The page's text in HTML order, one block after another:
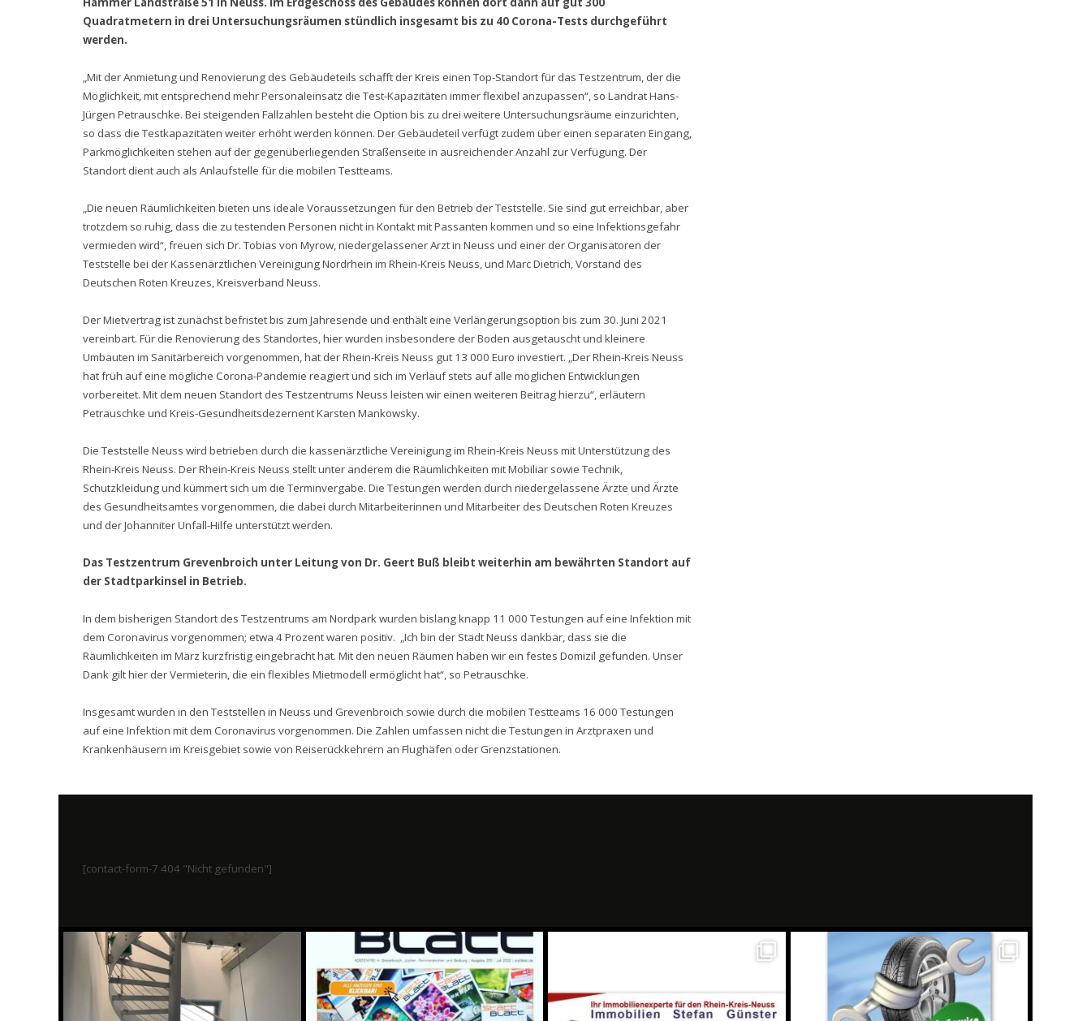
Quadratmetern in drei Untersuchungsräumen stündlich insgesamt bis zu 40 Corona-Tests durchgeführt
werden.
„Mit der Anmietung und Renovierung des Gebäudeteils schafft der Kreis einen Top-Standort für das Testzentrum, der die
Möglichkeit, mit entsprechend mehr Personaleinsatz die Test-Kapazitäten immer flexibel anzupassen“, so Landrat Hans-
Jürgen Petrauschke. Bei steigenden Fallzahlen besteht die Option bis zu drei weitere Untersuchungsräume einzurichten,
so dass die Testkapazitäten weiter erhöht werden können. Der Gebäudeteil verfügt zudem über einen separaten Eingang,
Parkmöglichkeiten stehen auf der gegenüberliegenden Straßenseite in ausreichender Anzahl zur Verfügung. Der
Standort dient auch als Anlaufstelle für die mobilen Testteams.
„Die neuen Räumlichkeiten bieten uns ideale Voraussetzungen für den Betrieb der Teststelle. Sie sind gut erreichbar, aber
trotzdem so ruhig, dass die zu testenden Personen nicht in Kontakt mit Passanten kommen und so eine Infektionsgefahr
vermieden wird“, freuen sich Dr. Tobias von Myrow, niedergelassener Arzt in Neuss und einer der Organisatoren der
Teststelle bei der Kassenärztlichen Vereinigung Nordrhein im Rhein-Kreis Neuss, und Marc Dietrich, Vorstand des
Deutschen Roten Kreuzes, Kreisverband Neuss.
Der Mietvertrag ist zunächst befristet bis zum Jahresende und enthält eine Verlängerungsoption bis zum 30. Juni 2021
vereinbart. Für die Renovierung des Standortes, hier wurden insbesondere der Boden ausgetauscht und kleinere
Umbauten im Sanitärbereich vorgenommen, hat der Rhein-Kreis Neuss gut 13 000 Euro investiert. „Der Rhein-Kreis Neuss
hat früh auf eine mögliche Corona-Pandemie reagiert und sich im Verlauf stets auf alle möglichen Entwicklungen
vorbereitet. Mit dem neuen Standort des Testzentrums Neuss leisten wir einen weiteren Beitrag hierzu“, erläutern
Petrauschke und Kreis-Gesundheitsdezernent Karsten Mankowsky.
Die Teststelle Neuss wird betrieben durch die kassenärztliche Vereinigung im Rhein-Kreis Neuss mit Unterstützung des
Rhein-Kreis Neuss. Der Rhein-Kreis Neuss stellt unter anderem die Räumlichkeiten mit Mobiliar sowie Technik,
Schutzkleidung und kümmert sich um die Terminvergabe. Die Testungen werden durch niedergelassene Ärzte und Ärzte
des Gesundheitsamtes vorgenommen, die dabei durch Mitarbeiterinnen und Mitarbeiter des Deutschen Roten Kreuzes
und der Johanniter Unfall-Hilfe unterstützt werden.
Das Testzentrum Grevenbroich unter Leitung von Dr. Geert Buß bleibt weiterhin am bewährten Standort auf
der Stadtparkinsel in Betrieb.
In dem bisherigen Standort des Testzentrums am Nordpark wurden bislang knapp 11 000 Testungen auf eine Infektion mit
dem Coronavirus vorgenommen; etwa 4 Prozent waren positiv. „Ich bin der Stadt Neuss dankbar, dass sie die
Räumlichkeiten im März kurzfristig eingebracht hat. Mit den neuen Räumen haben wir ein festes Domizil gefunden. Unser
Dank gilt hier der Vermieterin, die ein flexibles Mietmodell ermöglicht hat“, so Petrauschke.
Insgesamt wurden in den Teststellen in Neuss und Grevenbroich sowie durch die mobilen Testteams 16 000 Testungen
auf eine Infektion mit dem Coronavirus vorgenommen. Die Zahlen umfassen nicht die Testungen in Arztpraxen und
Krankenhäusern im Kreisgebiet sowie von Reiserückkehrern an Flughäfen oder Grenzstationen.
[contact-form-7 404 "Nicht gefunden"]